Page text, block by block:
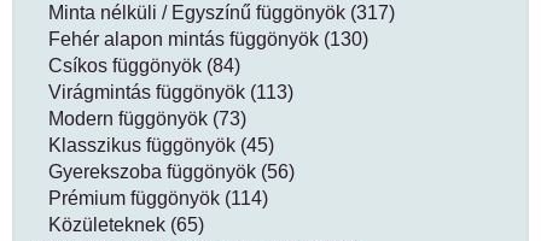
Minta nélküli / Egyszínű függönyök (317)
Fehér alapon mintás függönyök (130)
Csíkos függönyök (84)
Virágmintás függönyök (113)
Modern függönyök (73)
Klasszikus függönyök (45)
Gyerekszoba függönyök (56)
Prémium függönyök (114)
Közületeknek (65)